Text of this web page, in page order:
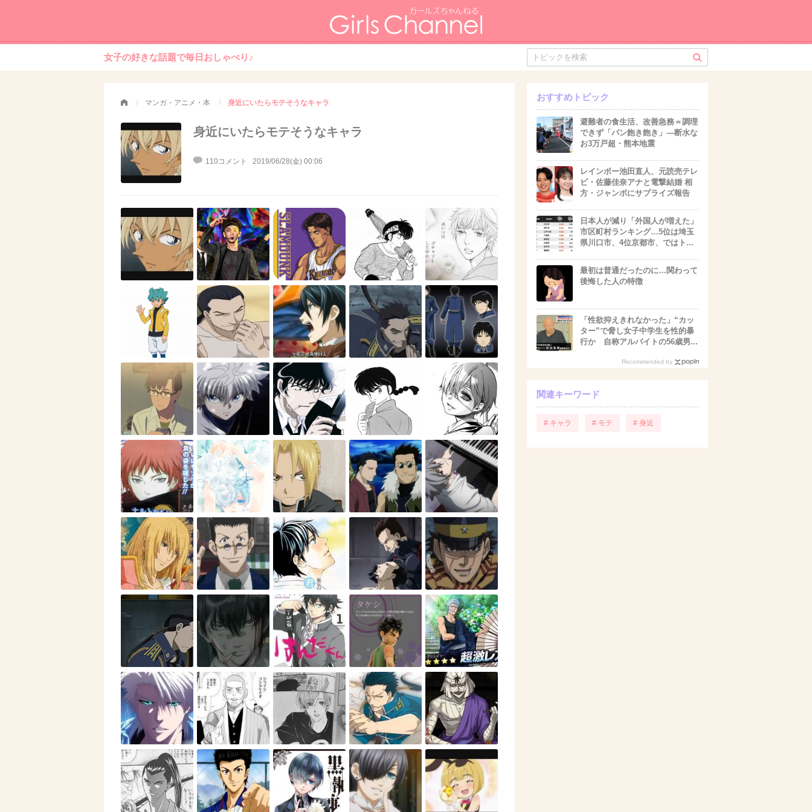
女子の好きな話題で毎日おしゃべり♪
マンガ・アニメ・本 身近にいたらモテそうなキャラ
身近にいたらモテそうなキャラ
110コメント 2019/06/28(金) 00:06
おすすめトピック
避難者の食生活、改善急務＝調理
できず「パン飽き飽き」―断水な
お3万戸超・熊本地震
レインボー池田直人、元読売テレ
ビ・佐藤佳奈アナと電撃結婚 相
方・ジャンボにサプライズ報告
日本人が減り「外国人が増えた」
市区町村ランキング…5位は埼玉
県川口市、4位京都市、ではト...
最初は普通だったのに…関わって
後悔した人の特徴
「性欲抑えきれなかった」“カッ
ター”で脅し女子中学生を性的暴
行か 自称アルバイトの56歳男...
Recommended by
関連キーワード
# キャラ # モテ # 身近